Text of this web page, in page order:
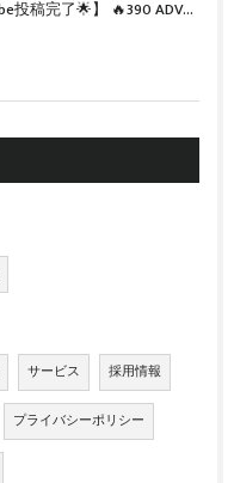
【🌟本日のYouTube投稿完了🌟】 🔥390 ADVENTURE R × KTM山形 オリジナルデカール仕様誕生🔥
サービス 採用情報
プライバシーポリシー